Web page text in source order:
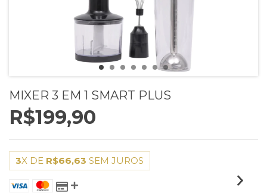
MIXER 3 EM 1 SMART PLUS
R$199,90
3X DE R$66,63 SEM JUROS